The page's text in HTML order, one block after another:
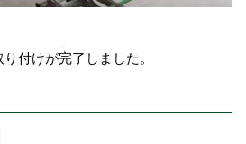
付けが完了しました。